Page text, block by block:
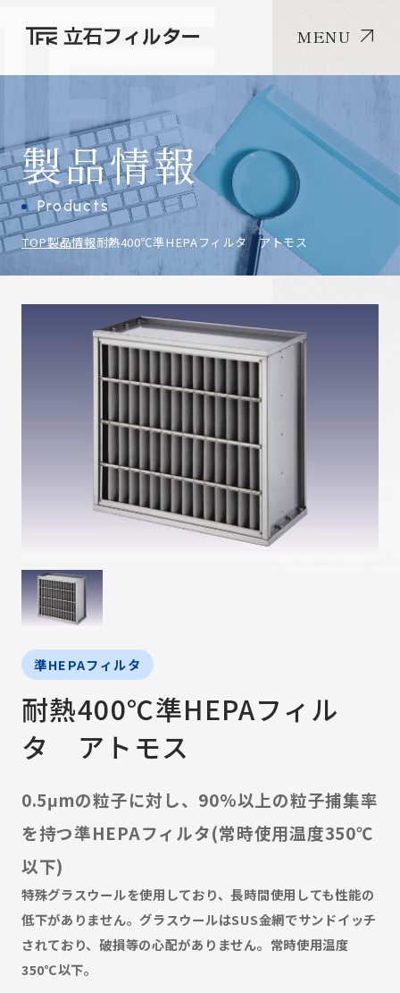
MENU
製品情報
Products
TOP製品情報耐熱400℃準HEPAフィルタ アトモス
準HEPAフィルタ
耐熱400℃準HEPAフィル
タ アトモス
0.5μmの粒子に対し、90%以上の粒子捕集率
を持つ準HEPAフィルタ(常時使用温度350℃
以下)
特殊グラスウールを使用しており、長時間使用しても性能の
低下がありません。グラスウールはSUS金網でサンドイッチ
されており、破損等の心配がありません。常時使用温度
350℃以下。